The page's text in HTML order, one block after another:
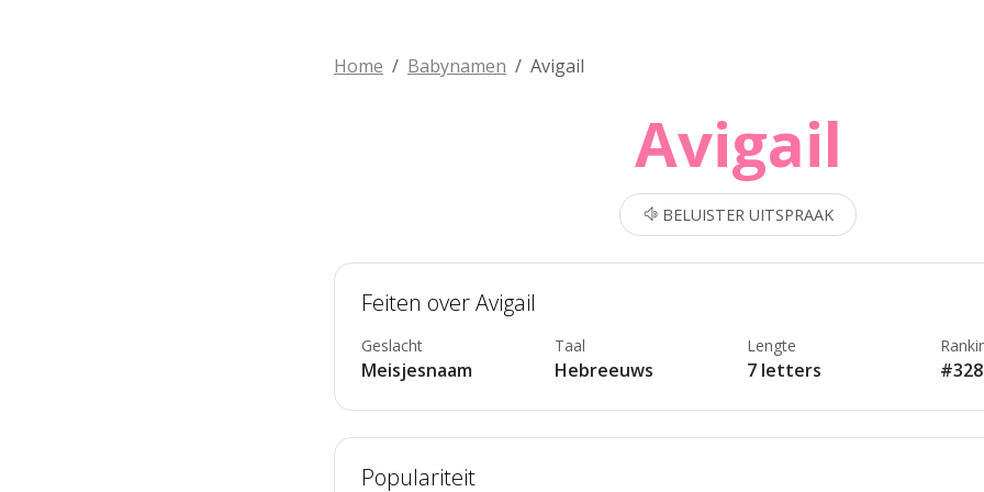
Home Babynamen Avigail
Avigail
BELUISTER UITSPRAAK
Feiten over Avigail
Geslacht
Meisjesnaam
Taal
Hebreeuws
Lengte
7 letters
Populariteit